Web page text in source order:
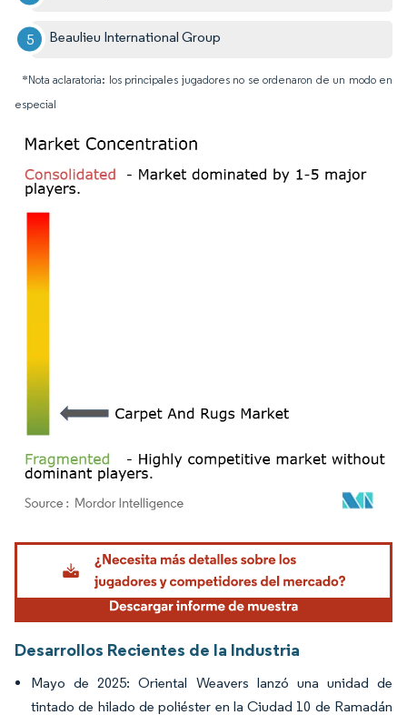
Beaulieu International Group
*Nota aclaratoria: los principales jugadores no se ordenaron de un modo en
especial
Imagen © Mordor Intelligence. El uso requiere atribución según CC BY 4.0.
Desarrollos Recientes de la Industria
Mayo de 2025: Oriental Weavers lanzó una unidad de
tintado de hilado de poliéster en la Ciudad 10 de Ramadán